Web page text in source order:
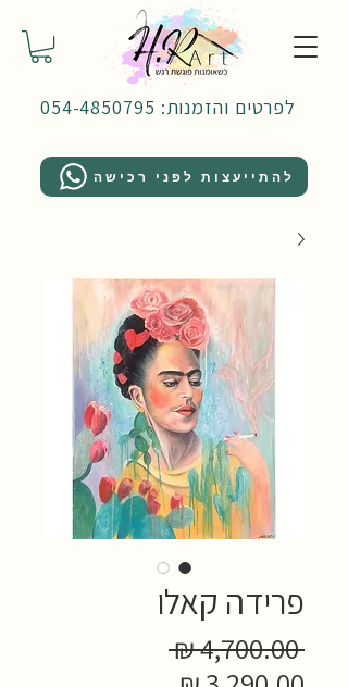
לפרטים והזמנות: 054-4850795
להתייעצות לפני רכישה
פרידה קאלו
‏4,700.00 ‏₪
מחיר